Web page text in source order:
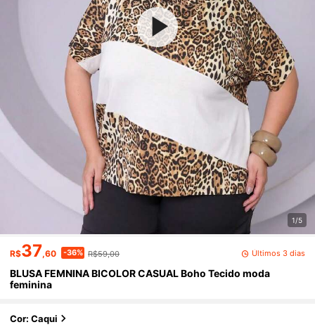
1/5
R$37,60 -36% R$59,00 Últimos 3 dias
BLUSA FEMNINA BICOLOR CASUAL Boho Tecido moda
feminina
Cor: Caqui